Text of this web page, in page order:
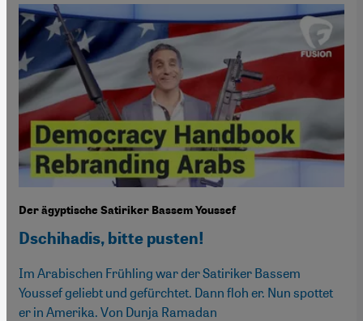
Der ägyptische Satiriker Bassem Youssef
Dschihadis, bitte pusten!
Im Arabischen Frühling war der Satiriker Bassem
Youssef geliebt und gefürchtet. Dann floh er. Nun spottet
er in Amerika. Von Dunja Ramadan